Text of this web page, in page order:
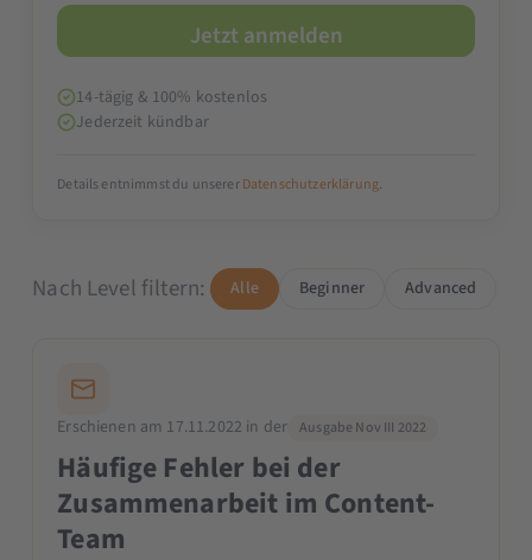
14-tägig & 100% kostenlos
Jederzeit kündbar
Details entnimmst du unsererDatenschutzerklärung.
Nach Level filtern: Alle Beginner Advanced
Erschienen am 17.11.2022 in der Ausgabe Nov III 2022
Häufige Fehler bei der
Zusammenarbeit im Content-
Team